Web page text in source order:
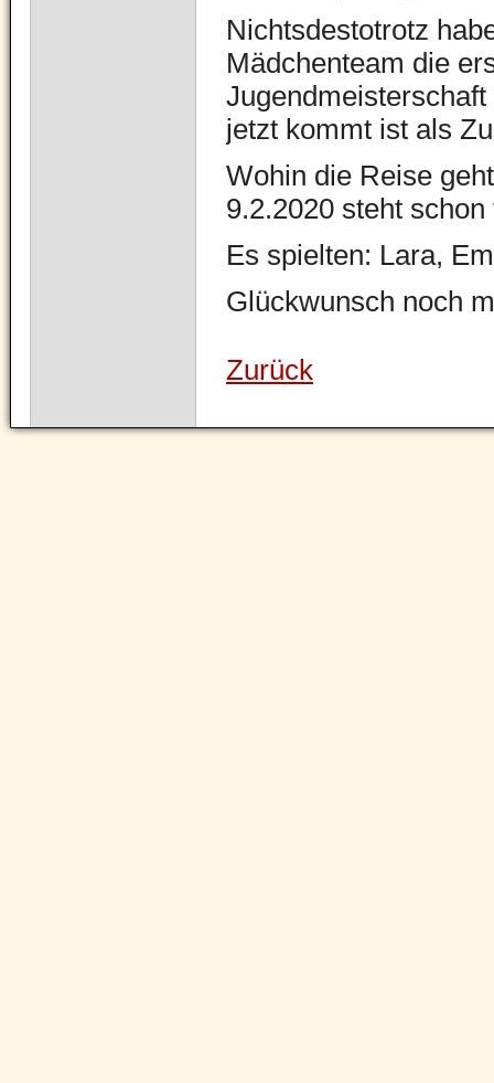
Nichtsdestotrotz
Mädchenteam die
jetzt kommt ist als
Wohin die Reise
9.2.2020 steht schon
Es spielten: Lara,
Glückwunsch noch
Zurück
Navigation